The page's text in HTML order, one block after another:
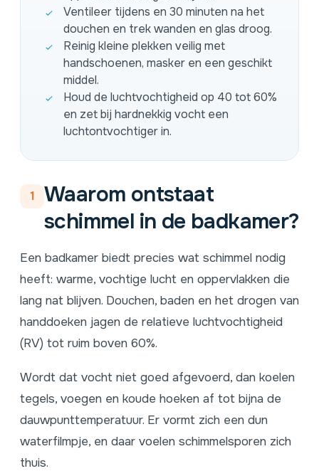
Ventileer tijdens en 30 minuten na het
douchen en trek wanden en glas droog.
Reinig kleine plekken veilig met
handschoenen, masker en een geschikt
middel.
Houd de luchtvochtigheid op 40 tot 60%
en zet bij hardnekkig vocht een
luchtontvochtiger in.
1
Waarom ontstaat
schimmel in de badkamer?
Een badkamer biedt precies wat schimmel nodig
heeft: warme, vochtige lucht en oppervlakken die
lang nat blijven. Douchen, baden en het drogen van
handdoeken jagen de relatieve luchtvochtigheid
(RV) tot ruim boven 60%.
Wordt dat vocht niet goed afgevoerd, dan koelen
tegels, voegen en koude hoeken af tot bijna de
dauwpunttemperatuur. Er vormt zich een dun
waterfilmpje, en daar voelen schimmelsporen zich
thuis.